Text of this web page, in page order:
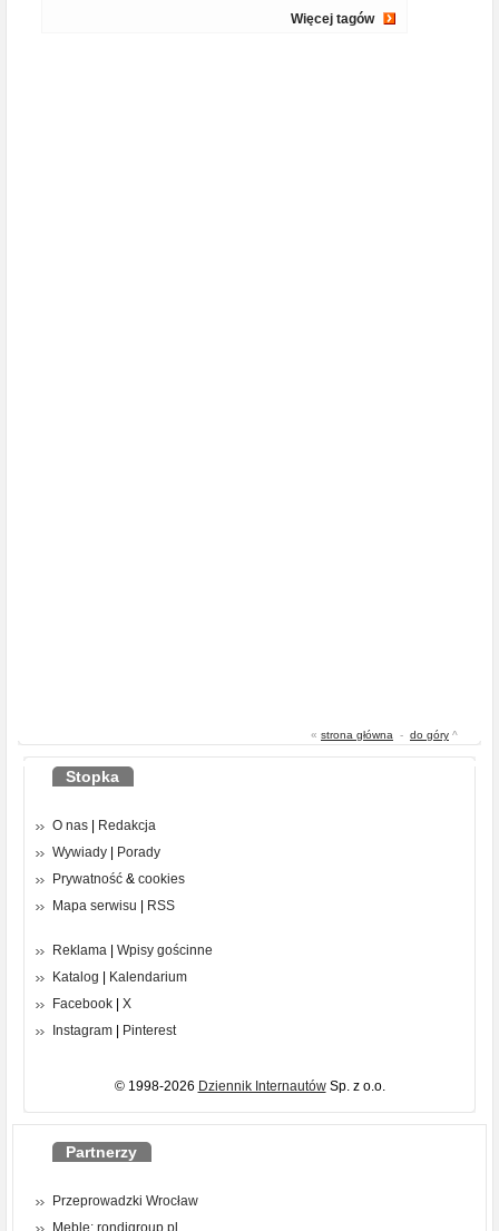
Więcej tagów
« strona główna - do góry ^
Stopka
O nas
Redakcja
Wywiady
Porady
Prywatność & cookies
Mapa serwisu
RSS
Reklama
Wpisy gościnne
Katalog
Kalendarium
Facebook
X
Instagram
Pinterest
© 1998-2026 Dziennik InternautówSp. z o.o.
Partnerzy
Przeprowadzki Wrocław
Meble: rondigroup.pl